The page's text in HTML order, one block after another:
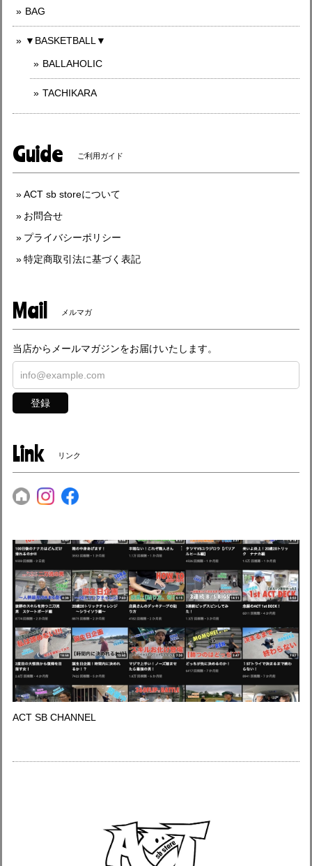
BAG
▼BASKETBALL▼
BALLAHOLIC
TACHIKARA
Guide ご利用ガイド
ACT sb storeについて
お問合せ
プライバシーポリシー
特定商取引法に基づく表記
Mail メルマガ
当店からメールマガジンをお届けいたします。
登録
Link リンク
ACT SB CHANNEL